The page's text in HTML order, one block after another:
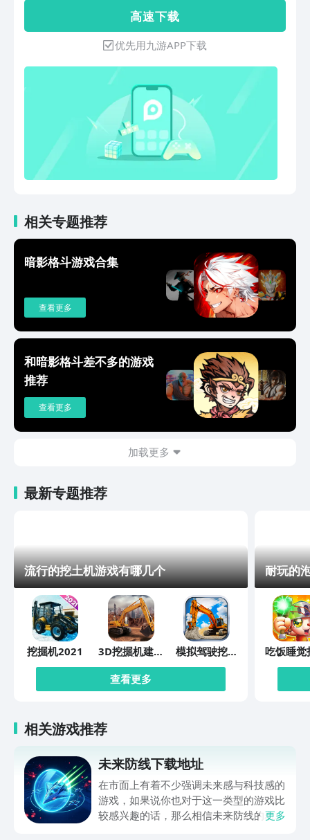
格，唤醒对胜利的渴望。
高 速 下 载
优先用九游APP下载
相关专题推荐
暗影格斗游戏合集
查看更多
和暗影格斗差不多的游戏
推荐
查看更多
加载更多
最新专题推荐
流行的挖土机游戏有哪几个
挖掘机2021 3D挖掘机建造
模拟
模拟驾驶挖掘
机3D
查看更多
耐玩的
吃饭睡觉
泡
相关游戏推荐
未来防线下载地址
在市面上有着不少强调未来感与科技感的
游戏，如果说你也对于这一类型的游戏比
较感兴趣的话，那么相信未来防线的名字
更多